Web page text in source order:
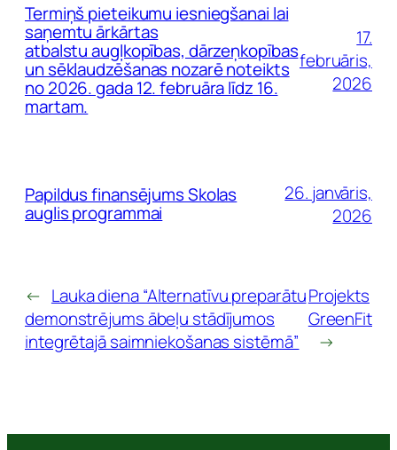
Termiņš pieteikumu iesniegšanai lai
saņemtu ārkārtas
atbalstu augļkopības, dārzeņkopības
un sēklaudzēšanas nozarē noteikts
no 2026. gada 12. februāra līdz 16.
martam.
17.
februāris,
2026
Papildus finansējums Skolas
auglis programmai
26. janvāris,
2026
← Lauka diena “Alternatīvu preparātu
demonstrējums ābeļu stādījumos
integrētajā saimniekošanas sistēmā”
Projekts
GreenFit
→